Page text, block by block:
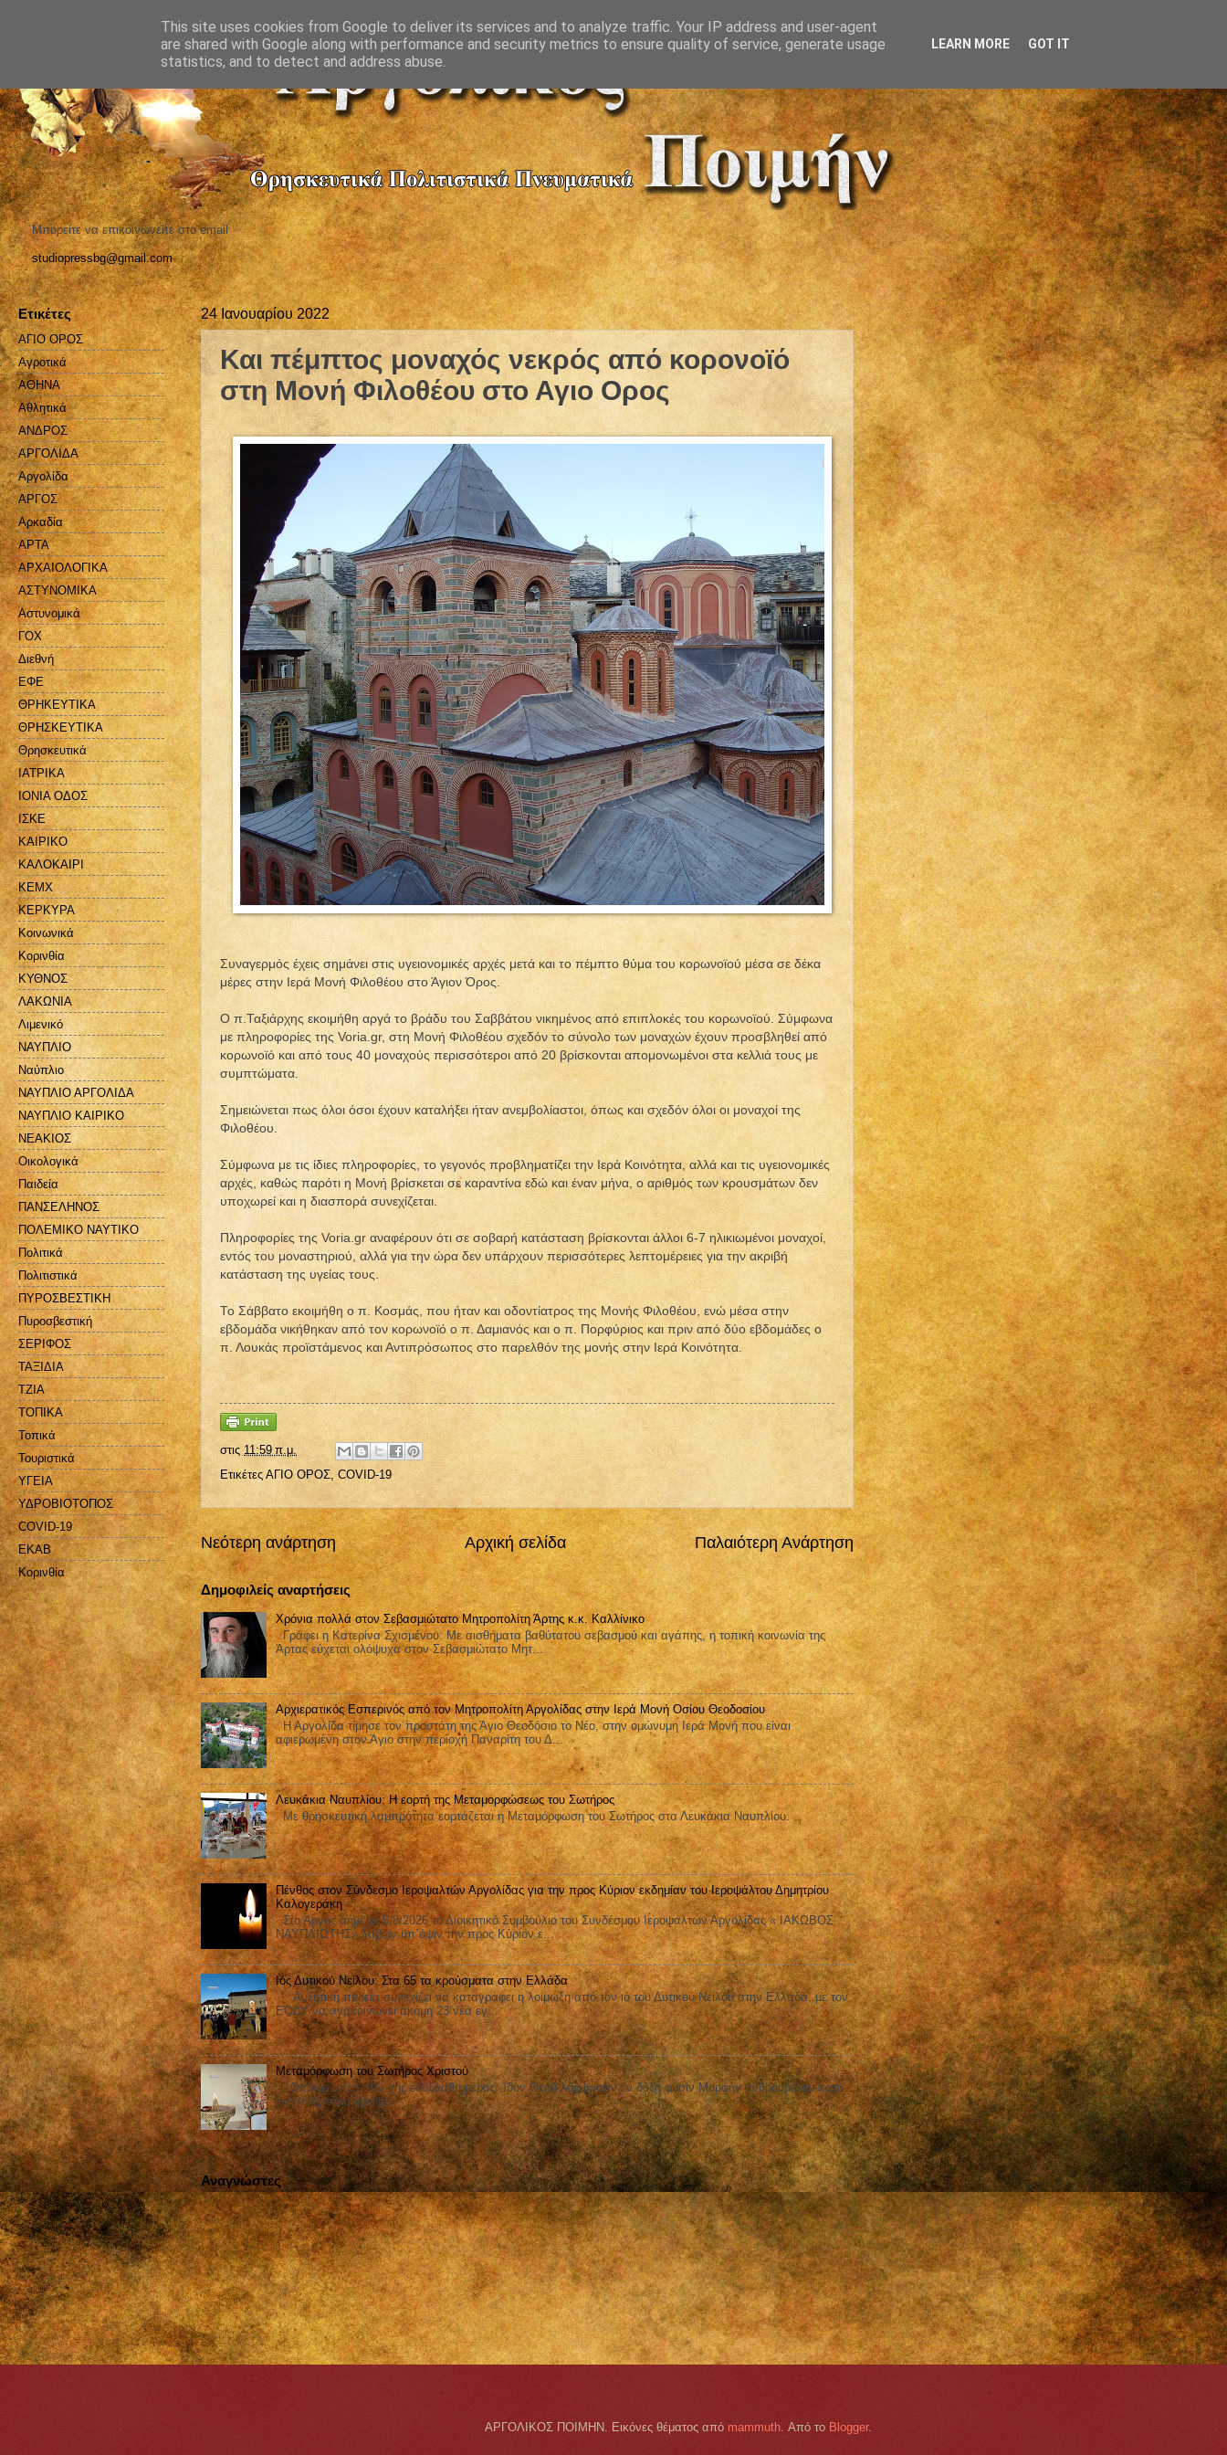
Μπορείτε να επικοινωνείτε στο email
studiopressbg@gmail.com
24 Ιανουαρίου 2022
Και πέμπτος μοναχός νεκρός από κορονοϊό
στη Μονή Φιλοθέου στο Αγιο Ορος
Συναγερμός έχεις σημάνει στις υγειονομικές αρχές μετά και το πέμπτο θύμα του κορωνοϊού μέσα σε δέκα
μέρες στην Ιερά Μονή Φιλοθέου στο Άγιον Όρος.
Ο π.Ταξιάρχης εκοιμήθη αργά το βράδυ του Σαββάτου νικημένος από επιπλοκές του κορωνοϊού. Σύμφωνα
με πληροφορίες της Voria.gr, στη Μονή Φιλοθέου σχεδόν το σύνολο των μοναχών έχουν προσβληθεί από
κορωνοϊό και από τους 40 μοναχούς περισσότεροι από 20 βρίσκονται απομονωμένοι στα κελλιά τους με
συμπτώματα.
Σημειώνεται πως όλοι όσοι έχουν καταλήξει ήταν ανεμβολίαστοι, όπως και σχεδόν όλοι οι μοναχοί της
Φιλοθέου.
Σύμφωνα με τις ίδιες πληροφορίες, το γεγονός προβληματίζει την Ιερά Κοινότητα, αλλά και τις υγειονομικές
αρχές, καθώς παρότι η Μονή βρίσκεται σε καραντίνα εδώ και έναν μήνα, ο αριθμός των κρουσμάτων δεν
υποχωρεί και η διασπορά συνεχίζεται.
Πληροφορίες της Voria.gr αναφέρουν ότι σε σοβαρή κατάσταση βρίσκονται άλλοι 6-7 ηλικιωμένοι μοναχοί,
εντός του μοναστηριού, αλλά για την ώρα δεν υπάρχουν περισσότερες λεπτομέρειες για την ακριβή
κατάσταση της υγείας τους.
Το Σάββατο εκοιμήθη ο π. Κοσμάς, που ήταν και οδοντίατρος της Μονής Φιλοθέου, ενώ μέσα στην
εβδομάδα νικήθηκαν από τον κορωνοϊό ο π. Δαμιανός και ο π. Πορφύριος και πριν από δύο εβδομάδες ο
π. Λουκάς προϊστάμενος και Αντιπρόσωπος στο παρελθόν της μονής στην Ιερά Κοινότητα.
στις 11:59 π.μ.
Ετικέτες ΑΓΙΟ ΟΡΟΣ ,COVID-19
Νεότερη ανάρτηση Παλαιότερη Ανάρτηση
Αρχική σελίδα
Δημοφιλείς αναρτήσεις
Χρόνια πολλά στον Σεβασμιώτατο Μητροπολίτη Άρτης κ.κ. Καλλίνικο
Γράφει η Κατερίνα Σχισμένου: Με αισθήματα βαθύτατου σεβασμού και αγάπης, η τοπική κοινωνία της
Άρτας εύχεται ολόψυχα στον Σεβασμιώτατο Μητ...
Αρχιερατικός Εσπερινός από τον Μητροπολίτη Αργολίδας στην Ιερά Μονή Οσίου Θεοδοσίου
Η Αργολίδα τίμησε τον προστάτη της Άγιο Θεοδόσιο το Νέο, στην ομώνυμη Ιερά Μονή που είναι
αφιερωμένη στον Άγιο στην περιοχή Παναρίτη του Δ...
Λευκάκια Ναυπλίου: Η εορτή της Μεταμορφώσεως του Σωτήρος
Με θρησκευτική λαμπρότητα εορτάζεται η Μεταμόρφωση του Σωτήρος στα Λευκάκια Ναυπλίου.
Πένθος στον Σύνδεσμο Ιεροψαλτών Αργολίδας για την προς Κύριον εκδημίαν του Ιεροψάλτου Δημητρίου
Καλογεράκη
Στο Άργος σήμερα 5/8/2026 το Διοικητικό Συμβούλιο του Συνδέσμου Ιεροψαλτών Αργολίδας « ΙΑΚΩΒΟΣ
ΝΑΥΠΛΙΩΤΗΣ» λαβών υπ΄όψιν την προς Κύριον ε...
Ιός Δυτικού Νείλου: Στα 65 τα κρούσματα στην Ελλάδα
Αυξητική πορεία συνεχίζει να καταγράφει η λοίμωξη από τον ιό του Δυτικού Νείλου στην Ελλάδα, με τον
ΕΟΔΥ να ανακοινώνει ακόμη 23 νέα εγ...
Μεταμόρφωση του Σωτήρος Χριστού
Θαβὼρ ὑπὲρ πᾶν γῆς ἐδοξάσθη μέρος, Ἰδὸν Θεοῦ λάμψασαν ἐν δόξῃ φύσιν Μορφὴν ἀνδρουμένην κατὰ
ἕκτην Χριστὸς ἀμεῖψε.
Αναγνώστες
Ετικέτες
ΑΓΙΟ ΟΡΟΣ
Αγροτικά
ΑΘΗΝΑ
Αθλητικά
ΑΝΔΡΟΣ
ΑΡΓΟΛΙΔΑ
Αργολίδα
ΑΡΓΟΣ
Αρκαδία
ΑΡΤΑ
ΑΡΧΑΙΟΛΟΓΙΚΑ
ΑΣΤΥΝΟΜΙΚΑ
Αστυνομικά
ΓΟΧ
Διεθνή
ΕΦΕ
ΘΡΗΚΕΥΤΙΚΑ
ΘΡΗΣΚΕΥΤΙΚΑ
Θρησκευτικά
ΙΑΤΡΙΚΑ
ΙΟΝΙΑ ΟΔΟΣ
ΙΣΚΕ
ΚΑΙΡΙΚΟ
ΚΑΛΟΚΑΙΡΙ
ΚΕΜΧ
ΚΕΡΚΥΡΑ
Κοινωνικά
Κορινθία
ΚΥΘΝΟΣ
ΛΑΚΩΝΙΑ
Λιμενικό
ΝΑΥΠΛΙΟ
Ναύπλιο
ΝΑΥΠΛΙΟ ΑΡΓΟΛΙΔΑ
ΝΑΥΠΛΙΟ ΚΑΙΡΙΚΟ
ΝΕΑΚΙΟΣ
Οικολογικά
Παιδεία
ΠΑΝΣΕΛΗΝΟΣ
ΠΟΛΕΜΙΚΟ ΝΑΥΤΙΚΟ
Πολιτικά
Πολιτιστικά
ΠΥΡΟΣΒΕΣΤΙΚΗ
Πυροσβεστική
ΣΕΡΙΦΟΣ
ΤΑΞΙΔΙΑ
ΤΖΙΑ
ΤΟΠΙΚΑ
Τοπικά
Τουριστικά
ΥΓΕΙΑ
ΥΔΡΟΒΙΟΤΟΠΟΣ
COVID-19
EKAB
Kορινθία
ΑΡΓΟΛΙΚΟΣ ΠΟΙΜΗΝ. Εικόνες θέματος από mammuth. Από το Blogger.
This site uses cookies from Google to deliver its services and to analyze traffic. Your IP address and user-agent
are shared with Google along with performance and security metrics to ensure quality of service, generate usage
statistics, and to detect and address abuse.
LEARN MORE GOT IT